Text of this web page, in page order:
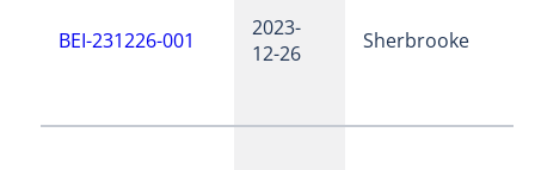
BEI-231226-001
2023-
12-26
Sherbrooke